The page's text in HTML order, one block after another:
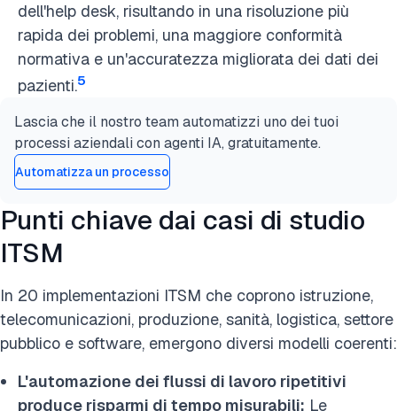
dell'help desk, risultando in una risoluzione più
rapida dei problemi, una maggiore conformità
normativa e un'accuratezza migliorata dei dati dei
pazienti.5
Lascia che il nostro team automatizzi uno dei tuoi
processi aziendali con agenti IA, gratuitamente.
Automatizza un processo
Punti chiave dai casi di studio
ITSM
In 20 implementazioni ITSM che coprono istruzione,
telecomunicazioni, produzione, sanità, logistica, settore
pubblico e software, emergono diversi modelli coerenti:
L'automazione dei flussi di lavoro ripetitivi
produce risparmi di tempo misurabili: Le